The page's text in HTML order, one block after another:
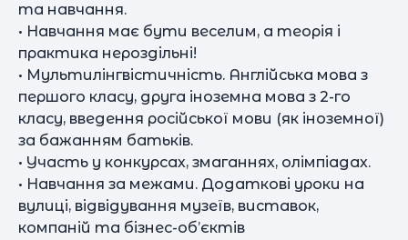
та навчання.
• Навчання має бути веселим, а теорія і
практика нероздільні!
• Мультилінгвістичність. Англійська мова з
першого класу, друга іноземна мова з 2-го
класу, введення російської мови (як іноземної)
за бажанням батьків.
• Участь у конкурсах, змаганнях, олімпіадах.
• Навчання за межами. Додаткові уроки на
вулиці, відвідування музеїв, виставок,
компаній та бізнес-об’єктів